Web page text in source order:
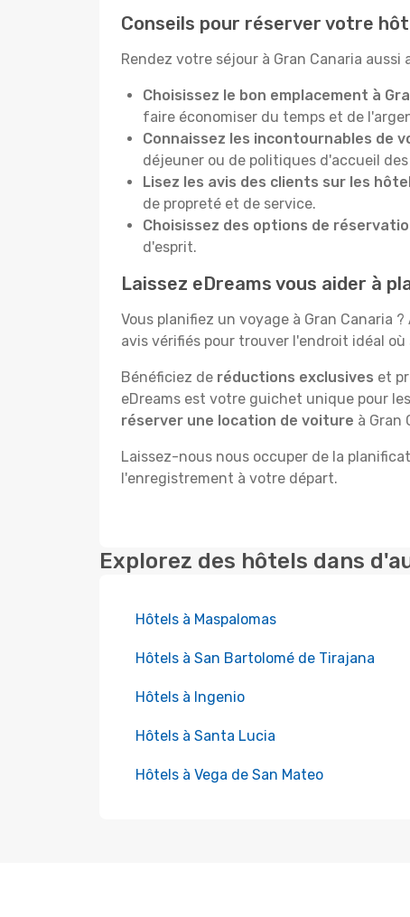
Conseils pour réserver votre
Rendez votre séjour à Gran Canaria aussi
Choisissez le bon emplacement à
faire économiser du temps et de
Connaissez les incontournables de
déjeuner ou de politiques d'accueil
Lisez les avis des clients sur les
de propreté et de service.
Choisissez des options de
d'esprit.
Laissez eDreams vous aider à
Vous planifiez un voyage à Gran Canaria
avis vérifiés pour trouver l'endroit idéal où
Bénéficiez de réductions exclusives et
eDreams est votre guichet unique pour
réserver une location de voiture à Gran
Laissez-nous nous occuper de la
l'enregistrement à votre départ.
Explorez des hôtels dans
Hôtels à Maspalomas
Hôtels à San Bartolomé de Tirajana
Hôtels à Ingenio
Hôtels à Santa Lucia
Hôtels à Vega de San Mateo